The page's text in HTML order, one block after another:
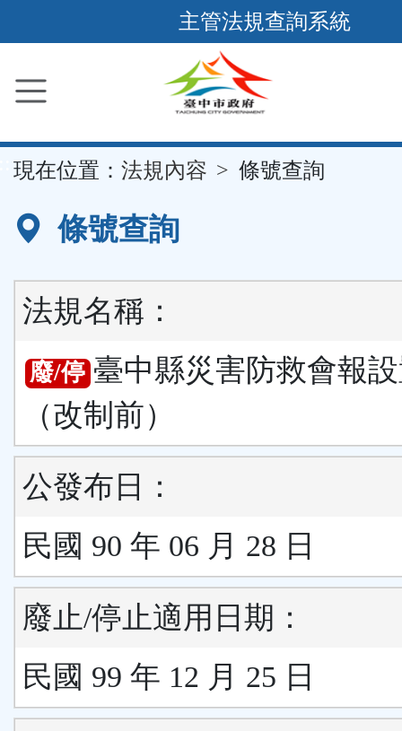
到
要
容
區
主管法規查詢系統
現在位置： 法規內容 條號查詢
條號查詢
法規名稱：
廢/停 臺中縣災害防救會報
（改制前）
公發布日：
民國 90 年 06 月 28 日
廢止/停止適用日期：
民國 99 年 12 月 25 日